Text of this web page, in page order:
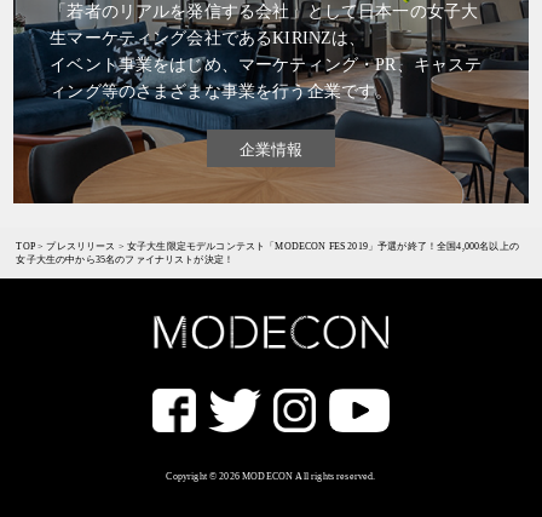
「若者のリアルを発信する会社」として日本一の女子大
生マーケティング会社であるKIRINZは、
イベント事業をはじめ、マーケティング・PR、キャステ
ィング等のさまざまな事業を行う企業です。
企業情報
TOP>プレスリリース >女子大生限定モデルコンテスト「MODECON FES 2019」予選が終了！全国4,000名以上の
女子大生の中から35名のファイナリストが決定！
Copyright © 2026 MODECON All rights reserved.